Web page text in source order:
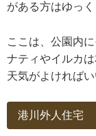
がある方はゆっ
ここは、公園内
ナティやイルカ
天気がよければ
港川外人住宅